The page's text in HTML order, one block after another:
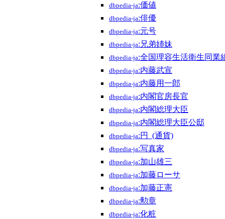
dbpedia-ja:価値
dbpedia-ja:俳優
dbpedia-ja:元号
dbpedia-ja:兄弟姉妹
dbpedia-ja:全国理容生活衛生同業
dbpedia-ja:内藤武宣
dbpedia-ja:内藤用一郎
dbpedia-ja:内閣官房長官
dbpedia-ja:内閣総理大臣
dbpedia-ja:内閣総理大臣公邸
dbpedia-ja:円_(通貨)
dbpedia-ja:写真家
dbpedia-ja:加山雄三
dbpedia-ja:加藤ローサ
dbpedia-ja:加藤正憲
dbpedia-ja:勲章
dbpedia-ja:化粧